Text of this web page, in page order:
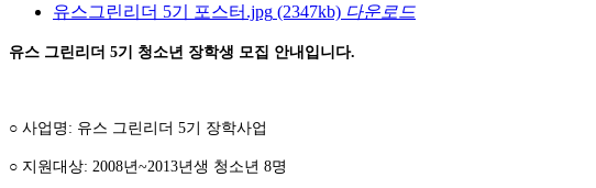
유스그린리더 5기 포스터.jpg (2347kb) 다운로드
유스 그린리더 5기 청소년 장학생 모집 안내입니다.
○ 사업명: 유스 그린리더 5기 장학사업
○ 지원대상: 2008년~2013년생 청소년 8명